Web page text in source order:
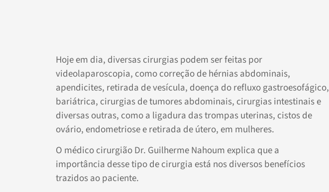
Hoje em dia, diversas cirurgias podem ser feitas por
videolaparoscopia, como correção de hérnias abdominais,
apendicites, retirada de vesícula, doença do refluxo gastroesofágico,
bariátrica, cirurgias de tumores abdominais, cirurgias intestinais e
diversas outras, como a ligadura das trompas uterinas, cistos de
ovário, endometriose e retirada de útero, em mulheres.
O médico cirurgião Dr. Guilherme Nahoum explica que a
importância desse tipo de cirurgia está nos diversos benefícios
trazidos ao paciente.